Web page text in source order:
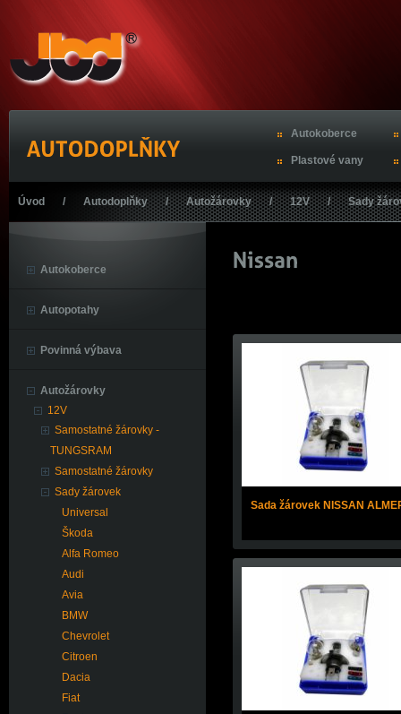
Autokoberce
Plastové vany
Úvod / Autodoplňky / Autožárovky / 12V / Sady
Autokoberce
Autopotahy
Povinná výbava
Autožárovky
12V
Samostatné žárovky -
TUNGSRAM
Samostatné žárovky
Sady žárovek
Universal
Škoda
Alfa Romeo
Audi
Avia
BMW
Chevrolet
Citroen
Dacia
Fiat
Sada žárovek NISSAN